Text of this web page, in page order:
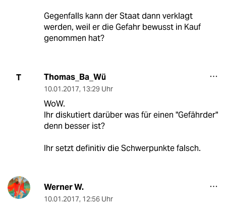
Gegenfalls kann der Staat dann verklagt
werden, weil er die Gefahr bewusst in Kauf
genommen hat?
T Thomas_Ba_Wü
10.01.2017, 13:29 Uhr
WoW.
Ihr diskutiert darüber was für einen "Gefährder"
denn besser ist?
Ihr setzt definitiv die Schwerpunkte falsch.
Werner W.
10.01.2017, 12:56 Uhr